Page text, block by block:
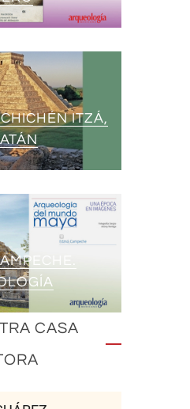
ITZÁ,
CASA